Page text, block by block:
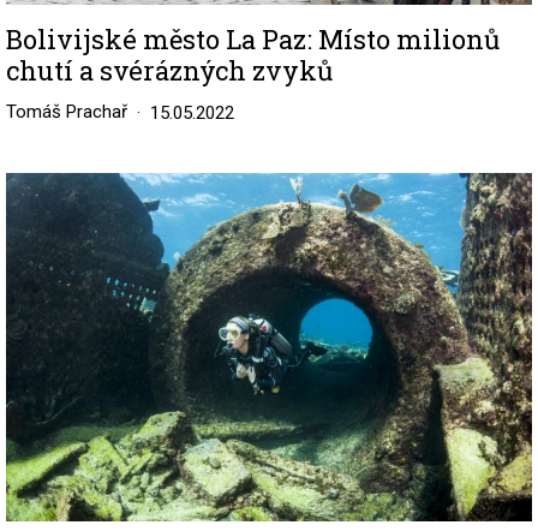
Bolivijské město La Paz: Místo milionů
chutí a svérázných zvyků
Tomáš Prachař 15.05.2022
Image